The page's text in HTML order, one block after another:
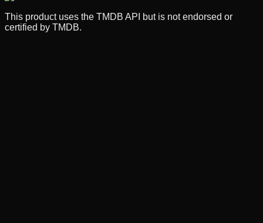
This product uses the TMDB API but is not endorsed or
certified by TMDB.